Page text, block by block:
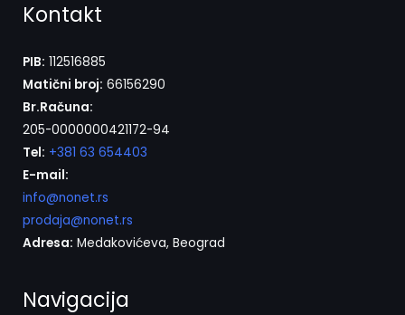
Kontakt
PIB: 112516885
Matični broj: 66156290
Br.Računa:
205-0000000421172-94
Tel: +381 63 654403
E-mail:
info@nonet.rs
prodaja@nonet.rs
Adresa: Medakovićeva, Beograd
Navigacija